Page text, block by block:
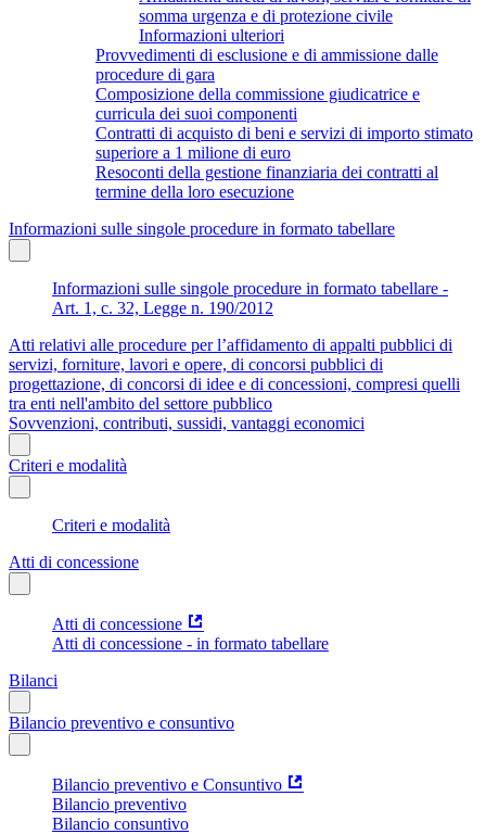
somma urgenza e di protezione civile
Informazioni ulteriori
Provvedimenti di esclusione e di ammissione dalle
procedure di gara
Composizione della commissione giudicatrice e
curricula dei suoi componenti
Contratti di acquisto di beni e servizi di importo stimato
superiore a 1 milione di euro
Resoconti della gestione finanziaria dei contratti al
termine della loro esecuzione
Informazioni sulle singole procedure in formato tabellare
Informazioni sulle singole procedure in formato tabellare -
Art. 1, c. 32, Legge n. 190/2012
Atti relativi alle procedure per l’affidamento di appalti pubblici di
servizi, forniture, lavori e opere, di concorsi pubblici di
progettazione, di concorsi di idee e di concessioni, compresi quelli
tra enti nell'ambito del settore pubblico
Sovvenzioni, contributi, sussidi, vantaggi economici
Criteri e modalità
Criteri e modalità
Atti di concessione
Atti di concessione
Atti di concessione - in formato tabellare
Bilanci
Bilancio preventivo e consuntivo
Bilancio preventivo e Consuntivo
Bilancio preventivo
Bilancio consuntivo